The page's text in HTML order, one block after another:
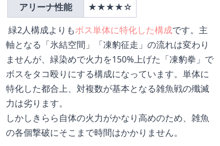
アリーナ性能
★★★★☆
緑2人構成よりもボス単体に特化した構成です。主
軸となる「氷結空間」「凍豹征走」の流れは変わり
ませんが、緑染めで火力を150%上げた「凍豹拳」で
ボスをタコ殴りにする構成になっています。単体に
特化した都合上、対複数が基本となる雑魚戦の殲滅
力は劣ります。
しかしきらら自体の火力がかなり高めのため、雑魚
の各個撃破にそこまで時間はかかりません。